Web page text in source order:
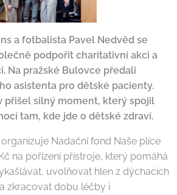
a fotbalista Pavel Nedvěd se
podpořit charitativní akci a
Na pražské Bulovce předali
asistenta pro dětské pacienty.
přišel silný moment, který spojil
tam, kde jde o dětské zdraví.
Nadační fond Naše plíce
na pořízení přístroje, který pomáhá
uvolňovat hlen z dýchacích
zkracovat dobu léčby i